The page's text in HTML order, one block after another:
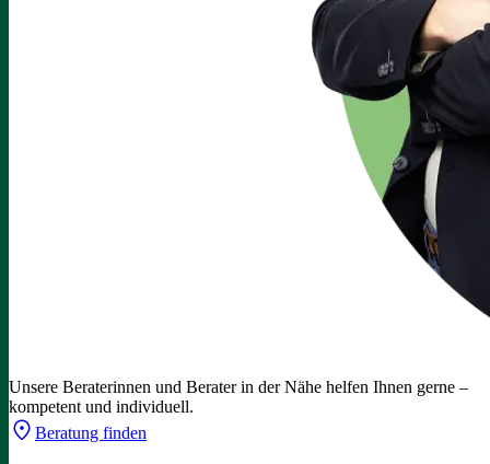
Unsere Beraterinnen und Berater in der Nähe helfen Ihnen gerne –
kompetent und individuell.
Beratung finden